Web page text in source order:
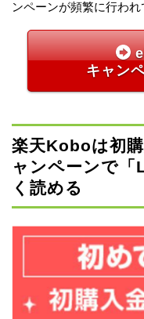
ンペーンが頻繁に行われ
キャン
楽天Koboは初
ャンペーンで「
く読める